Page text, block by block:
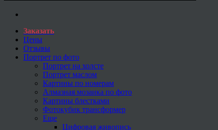
Заказать
Цены
Отзывы
Портрет по фото
Портрет на холсте
Портрет маслом
Картины по номерам
Алмазная мозаика по фото
Картины блестками
Фотокубик трансформер
Еще
Цифровая живопись